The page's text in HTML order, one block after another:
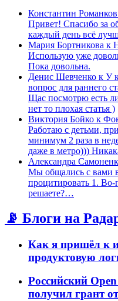
Константин Романков
Привет! Спасибо за
каждый день всё
Мария Бортникова к
Использую уже
Пока довольна.
Денис Шевченко к У
вопрос для раннего
Щас посмотрю есть
нет то плохая статья )
Виктория Бойко к
Работаю с детьми,
минимум 2 раза в
даже в метро)))
Александра
Мы общались с вами в
процитировать 1.
решаете?…
📡 Блоги на
Как я пришёл к
продуктовую
Российский
получил грант